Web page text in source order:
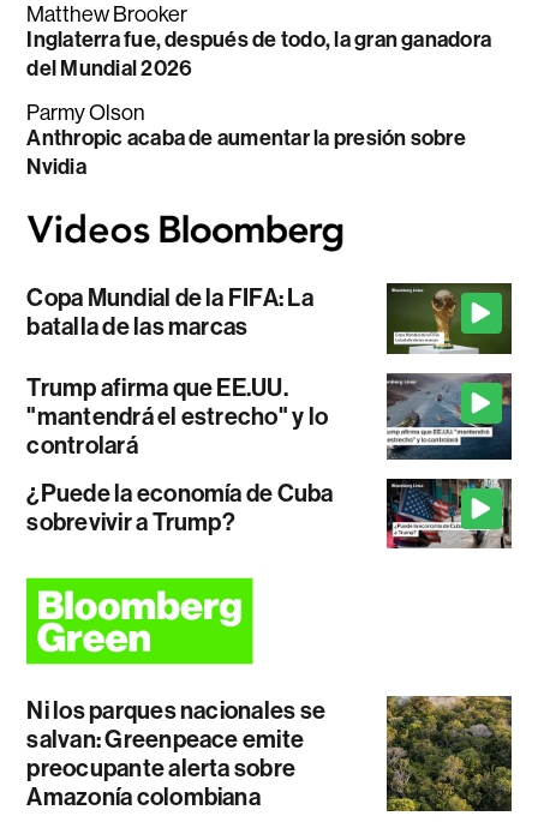
Matthew Brooker
Inglaterra fue, después de todo, la gran ganadora
del Mundial 2026
Parmy Olson
Anthropic acaba de aumentar la presión sobre
Nvidia
Copa Mundial de la FIFA: La
batalla de las marcas
Trump afirma que EE.UU.
"mantendrá el estrecho" y lo
controlará
¿Puede la economía de Cuba
sobrevivir a Trump?
Ni los parques nacionales se
salvan: Greenpeace emite
preocupante alerta sobre
Amazonía colombiana